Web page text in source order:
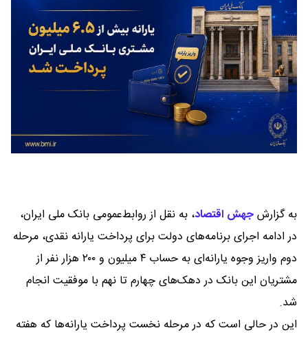
به گزارشجهش اقتصاد، به نقل از روابط‌عمومی بانک ملی ایران،
در ادامه اجرای برنامه‌های دولت برای پرداخت یارانه نقدی، مرحله
دوم واریز وجوه یارانه‌ای به حساب ۴ میلیون و ۲۰۰ هزار نفر از
مشتریان این بانک در دهک‌های چهارم تا نهم با موفقیت انجام
شد.
این در حالی است که در مرحله نخست پرداخت یارانه‌ها که هفته